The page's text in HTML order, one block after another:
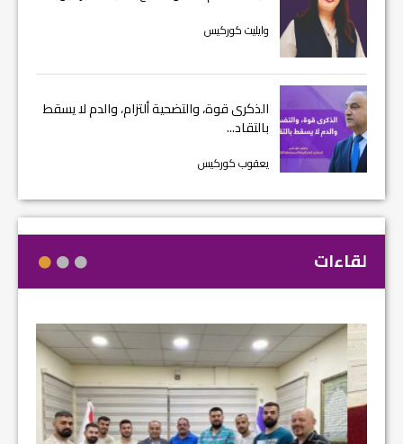
وايليت كوركيس
الذكرى قوة، والتضحية ألتزام، والدم لا يسقط
بالتقاد...
يعقوب كوركيس
لقاءات